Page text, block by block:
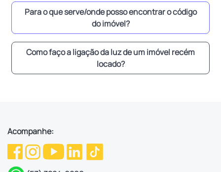
Para o que serve/onde posso encontrar o código
do imóvel?
Como faço a ligação da luz de um imóvel recém
locado?
Acompanhe: